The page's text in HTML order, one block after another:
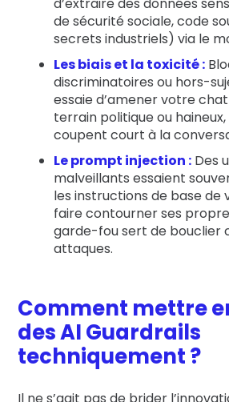
de sécurité sociale, code
secrets industriels) via le
Les biais et la toxicité :
discriminatoires ou hors-
essaie d’amener votre
terrain politique ou
coupent court à la
Le prompt injection : Des
malveillants essaient
les instructions de base de
faire contourner ses
garde-fou sert de bouclier
attaques.
Comment mettre
des AI Guardrails
techniquement ?